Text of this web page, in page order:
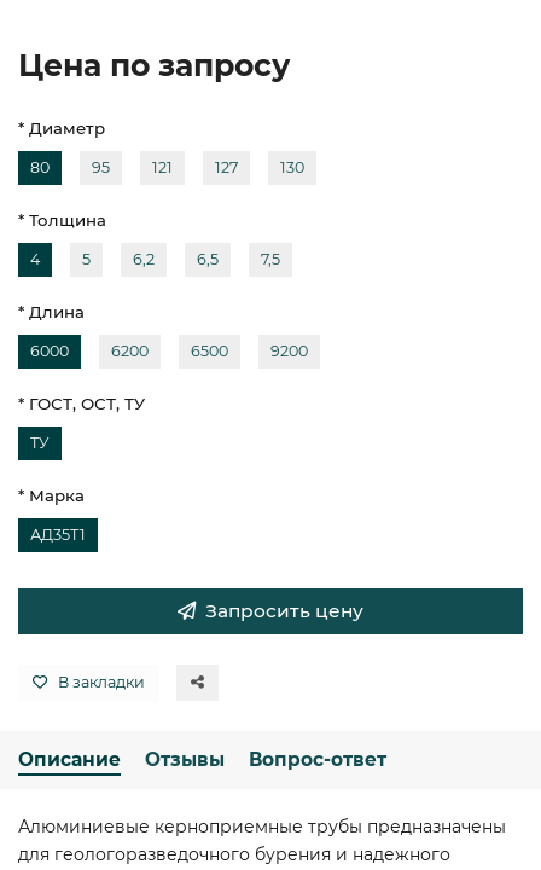
Цена по запросу
* Диаметр
80 95 121 127 130
* Толщина
4 5 6,2 6,5 7,5
* Длина
6000 6200 6500 9200
* ГОСТ, ОСТ, ТУ
ТУ
* Марка
АД35Т1
Запросить цену
В закладки
Описание Отзывы Вопрос-ответ
Алюминиевые керноприемные трубы предназначены
для геологоразведочного бурения и надежного